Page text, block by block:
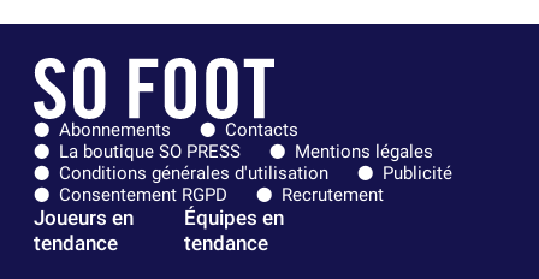
Abonnements
Contacts
La boutique SO PRESS
Mentions légales
Conditions générales d'utilisation
Publicité
Consentement RGPD
Recrutement
Joueurs en
tendance
Équipes en
tendance